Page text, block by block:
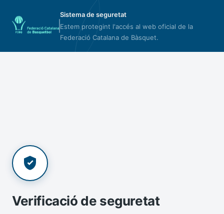
Sistema de seguretat
Estem protegint l'accés al web oficial de la
Federació Catalana de Bàsquet.
Verificació de seguretat